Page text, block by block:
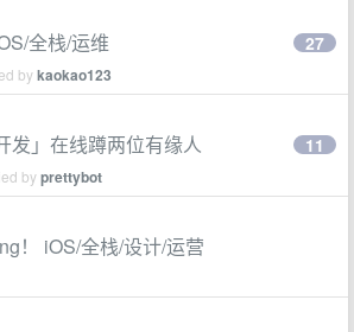
全栈/运维
bykaokao123
27
发」在线蹲两位有缘人
byprettybot
11
！ iOS/全栈/设计/运营